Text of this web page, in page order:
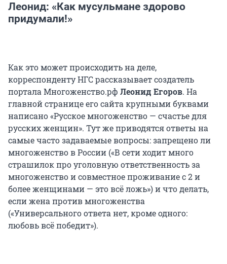
Леонид: «Как мусульмане здорово
придумали!»
Как это может происходить на деле,
корреспонденту НГС рассказывает создатель
портала Многоженство.рф Леонид Егоров. На
главной странице его сайта крупными буквами
написано «Русское многоженство — счастье для
русских женщин». Тут же приводятся ответы на
самые часто задаваемые вопросы: запрещено ли
многоженство в России («В сети ходит много
страшилок про уголовную ответственность за
многоженство и совместное проживание с 2 и
более женщинами — это всё ложь») и что делать,
если жена против многоженства
(«Универсального ответа нет, кроме одного:
любовь всё победит»).